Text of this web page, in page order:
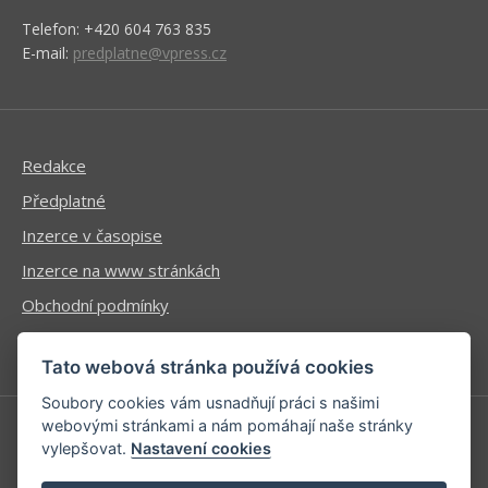
Telefon: +420 604 763 835
E-mail: predplatne@vpress.cz
Redakce
Předplatné
Inzerce v časopise
Inzerce na www stránkách
Obchodní podmínky
Ochrana osobních údajů
Příhlášení | Registrace
Tato webová stránka používá cookies
Soubory cookies vám usnadňují práci s našimi
webovými stránkami a nám pomáhají naše stránky
vylepšovat. Nastavení cookies